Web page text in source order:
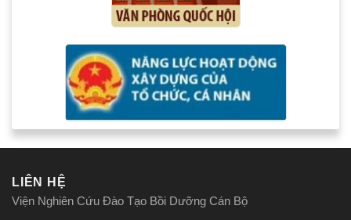
LIÊN HỆ
Viện Nghiên Cứu Đào Tạo Bồi Dưỡng Cán Bộ